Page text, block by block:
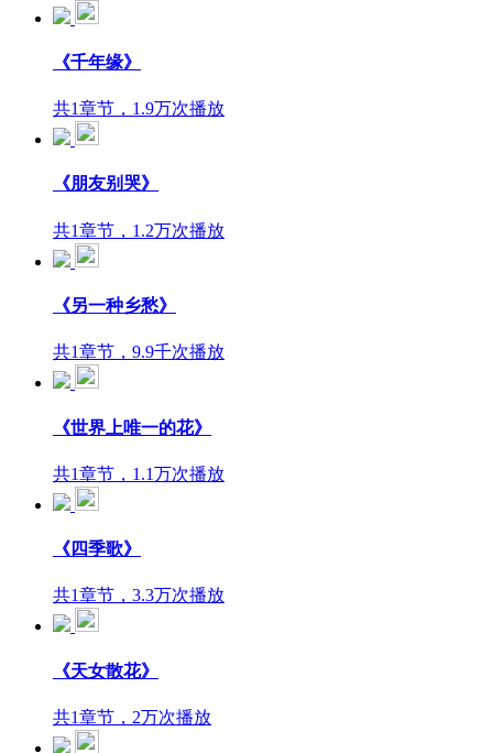
《千年缘》
共1章节，1.9万次播放
《朋友别哭》
共1章节，1.2万次播放
《另一种乡愁》
共1章节，9.9千次播放
《世界上唯一的花》
共1章节，1.1万次播放
《四季歌》
共1章节，3.3万次播放
《天女散花》
共1章节，2万次播放